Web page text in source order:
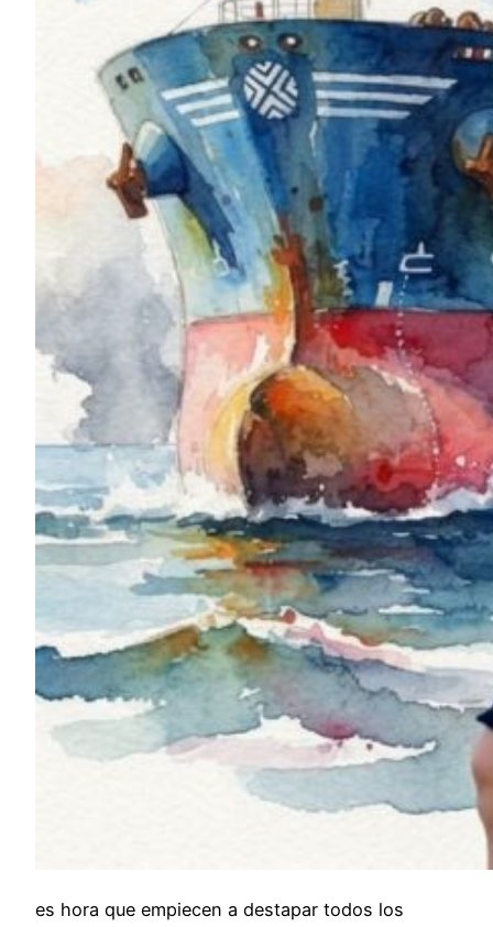
es hora que empiecen a destapar todos los